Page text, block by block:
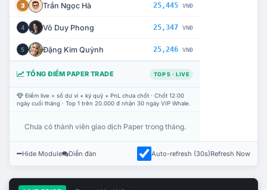
3 Trần Ngọc Hà 25,445 VNĐ
4 Võ Duy Phong 25,347 VNĐ
5 Đặng Kim Quỳnh 25,246 VNĐ
TỔNG ĐIỂM PAPER TRADE TOP 5 · LIVE
Điểm live = số dư ví + ký quỹ + PnL chưa chốt · Chốt 12:00
ngày cuối tháng · Top 1 trên 20.000 đ nhận 30 ngày VIP Whale.
Chưa có thành viên giao dịch Paper trong tháng.
Hide Module Diễn đàn Auto-refresh (30s)Refresh Now